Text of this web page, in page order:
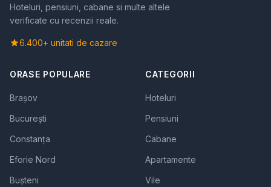
Hoteluri, pensiuni, cabane si multe altele
verificate cu recenzii reale.
6.400+ unitati de cazare
ORASE POPULARE
Brașov
București
Constanța
Eforie Nord
Bușteni
CATEGORII
Hoteluri
Pensiuni
Cabane
Apartamente
Vile